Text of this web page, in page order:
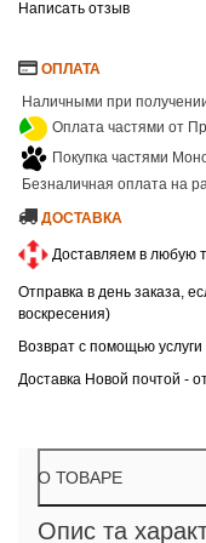
Написать отзыв
ОПЛАТА
Наличными при
Оплата частями от
Покупка частями
Безналичная оплата на
ДОСТАВКА
Доставляем в любую
Отправка в день заказа,
воскресения)
Возврат с помощью услуги
Доставка Новой почтой -
О ТОВАРЕ
Опис та